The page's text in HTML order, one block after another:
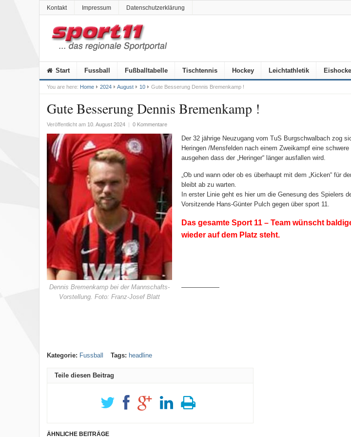
Kontakt Impressum Datenschutzerklärung
Start Fussball Fußballtabelle Tischtennis Hockey Leichtathletik
You are here: Home 2024 August 10 Gute Besserung Dennis Bremenkamp !
Gute Besserung Dennis Bremenkamp !
Veröffentlicht am 10. August 2024 | 0 Kommentare
Dennis Bremenkamp bei der Mannschafts-
Vorstellung. Foto: Franz-Josef Blatt
Der 32 jährige Neuzugang vom TuS Burgschwalbach zog
Heringen /Mensfelden nach einem Zweikampf eine
ausgehen dass der „Heringer“ länger ausfallen wird.
„Ob und wann oder ob es überhaupt mit dem „Kicken“ für
bleibt ab zu warten.
In erster Linie geht es hier um die Genesung des Spielers
Vorsitzende Hans-Günter Pulch gegen über sport 11.
Das gesamte Sport 11 – Team wünscht
wieder auf dem Platz steht.
——————
Kategorie: Fussball Tags: headline
Teile diesen Beitrag
ÄHNLICHE BEITRÄGE